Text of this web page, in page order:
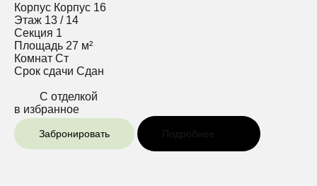
Корпус Корпус 16
Этаж 13 / 14
Секция 1
Площадь 27 м²
Комнат Ст
Срок сдачи Сдан
С отделкой
в избранное
Забронировать Подробнее